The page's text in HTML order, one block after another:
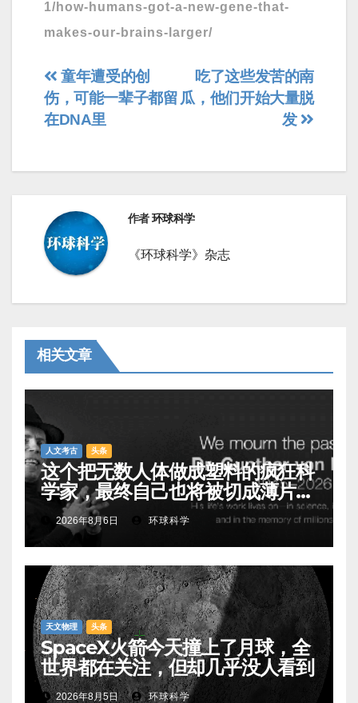
1/how-humans-got-a-new-gene-that-
makes-our-brains-larger/
文
章
航
吃了这些发苦的南
瓜，他们开始大量脱
发
​童年遭受的创
伤，可能一辈子都留
在DNA里
作者环球科学
《环球科学》杂志
相关文章
人文考古 头条
这个把无数人体做成塑料的疯狂科
学家，最终自己也将被切成薄片展
出2026年8月6日 环球科学
天文物理 头条
SpaceX火箭今天撞上了月球，全
世界都在关注，但却几乎没人看到
2026年8月5日 环球科学